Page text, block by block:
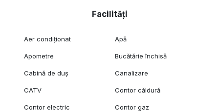
Facilități
Aer condiționat Apă
Apometre Bucătărie închisă
Cabină de duș Canalizare
CATV Contor căldură
Contor electric Contor gaz